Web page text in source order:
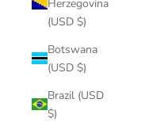
Herzegovina
(USD $)
Botswana
(USD $)
Brazil (USD
$)